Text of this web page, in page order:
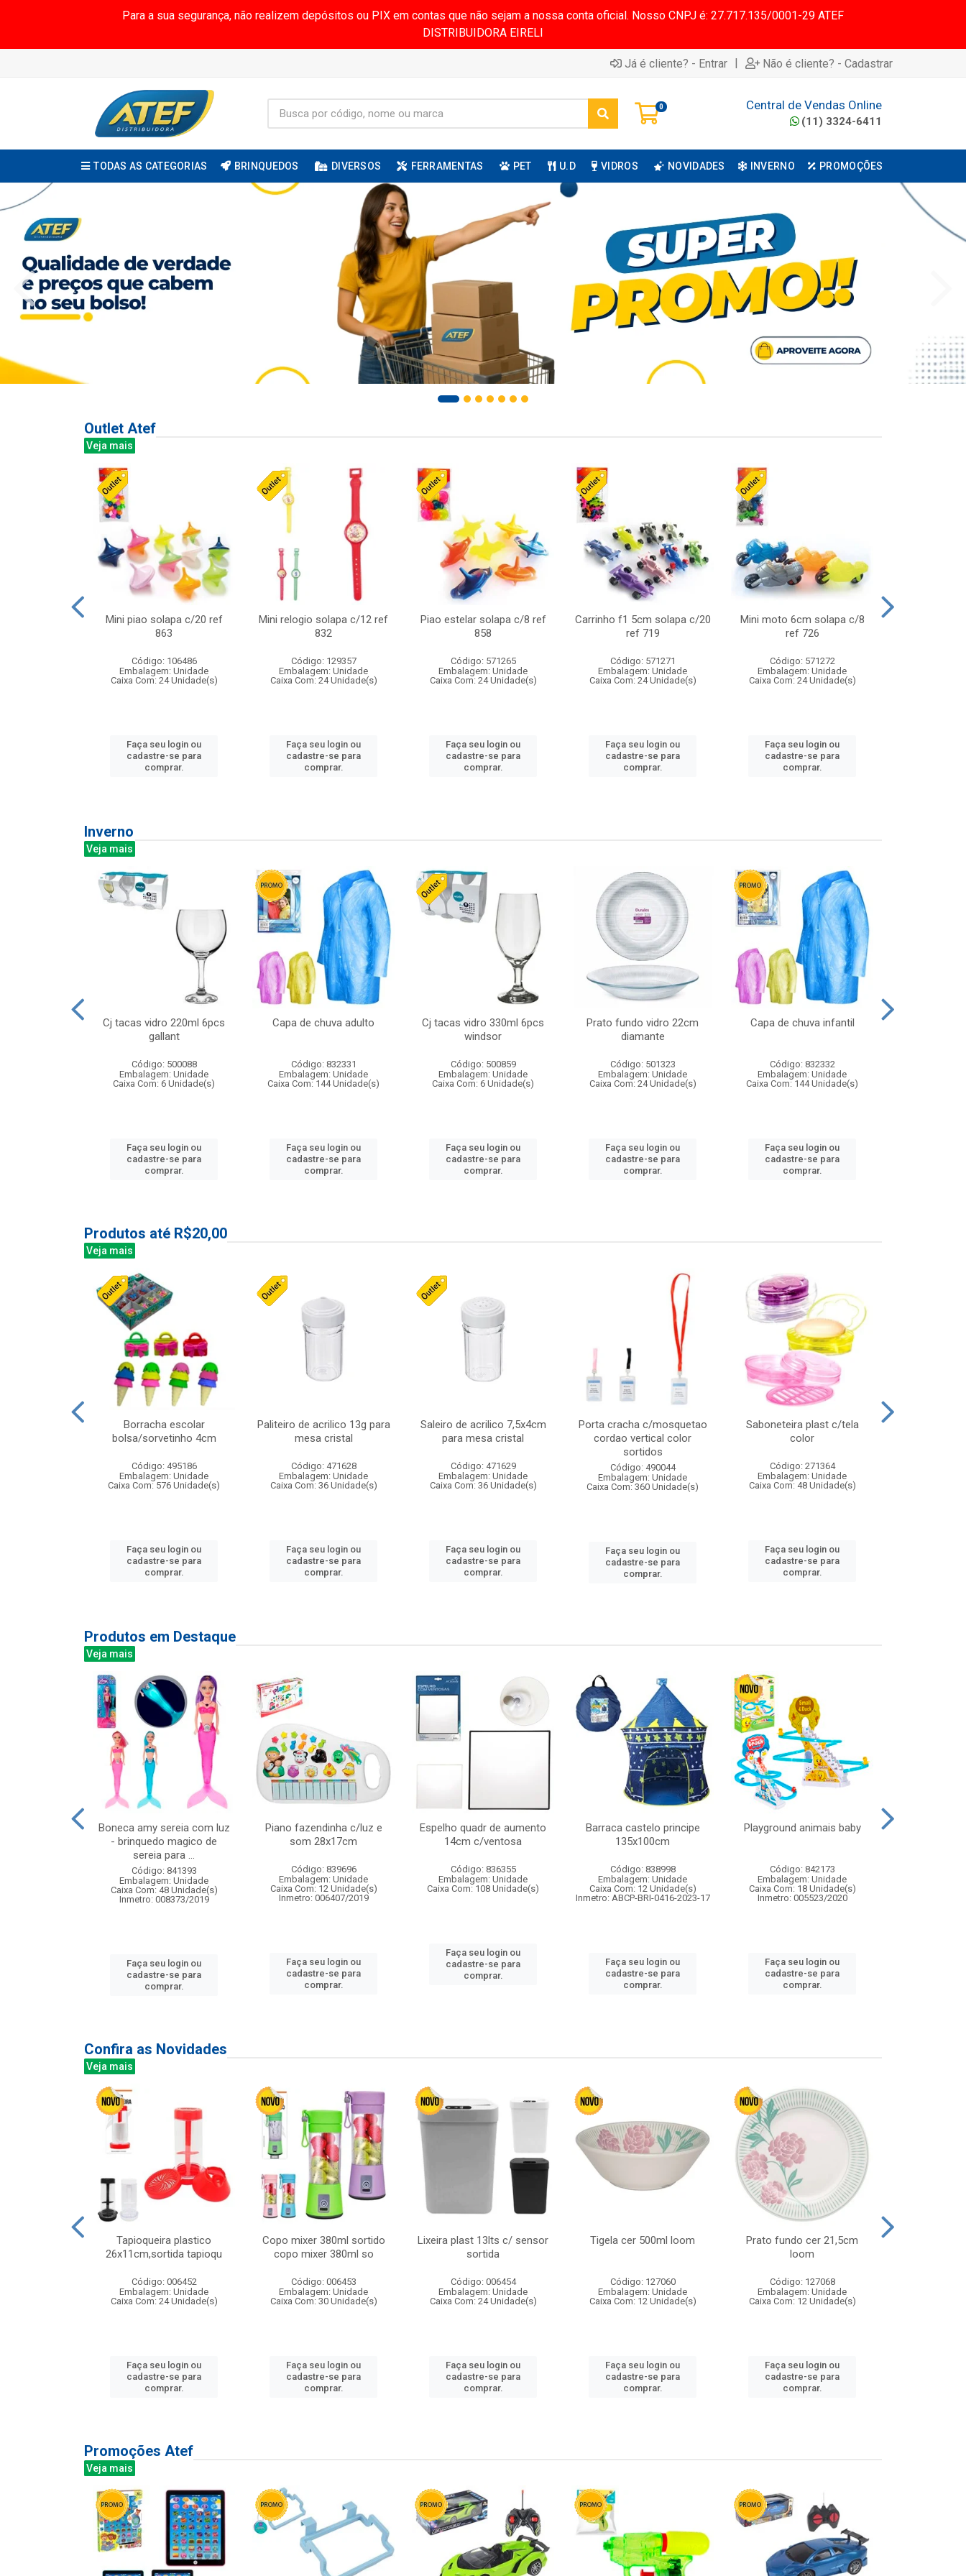
Para a sua segurança, não realizem depósitos ou PIX em contas que não sejam a nossa conta oficial. Nosso CNPJ é: 27.717.135/0001-29 ATEF
DISTRIBUIDORA EIRELI
Já é cliente? - Entrar | Não é cliente? - Cadastrar
0 Central de Vendas Online
(11) 3324-6411
TODAS AS CATEGORIAS BRINQUEDOS DIVERSOS FERRAMENTAS PET U.D VIDROS NOVIDADES INVERNO PROMOÇÕES
Outlet Atef
Veja mais
Mini piao solapa c/20 ref
863
Código: 106486
Embalagem: Unidade
Caixa Com: 24 Unidade(s)
Faça seu login ou
cadastre-se para
comprar.
Mini relogio solapa c/12 ref
832
Código: 129357
Embalagem: Unidade
Caixa Com: 24 Unidade(s)
Faça seu login ou
cadastre-se para
comprar.
Piao estelar solapa c/8 ref
858
Código: 571265
Embalagem: Unidade
Caixa Com: 24 Unidade(s)
Faça seu login ou
cadastre-se para
comprar.
Carrinho f1 5cm solapa c/20
ref 719
Código: 571271
Embalagem: Unidade
Caixa Com: 24 Unidade(s)
Faça seu login ou
cadastre-se para
comprar.
Mini moto 6cm solapa c/8
ref 726
Código: 571272
Embalagem: Unidade
Caixa Com: 24 Unidade(s)
Faça seu login ou
cadastre-se para
comprar.
Inverno
Veja mais
Cj tacas vidro 220ml 6pcs
gallant
Código: 500088
Embalagem: Unidade
Caixa Com: 6 Unidade(s)
Faça seu login ou
cadastre-se para
comprar.
Capa de chuva adulto
Código: 832331
Embalagem: Unidade
Caixa Com: 144 Unidade(s)
Faça seu login ou
cadastre-se para
comprar.
Cj tacas vidro 330ml 6pcs
windsor
Código: 500859
Embalagem: Unidade
Caixa Com: 6 Unidade(s)
Faça seu login ou
cadastre-se para
comprar.
Prato fundo vidro 22cm
diamante
Código: 501323
Embalagem: Unidade
Caixa Com: 24 Unidade(s)
Faça seu login ou
cadastre-se para
comprar.
Capa de chuva infantil
Código: 832332
Embalagem: Unidade
Caixa Com: 144 Unidade(s)
Faça seu login ou
cadastre-se para
comprar.
Produtos até R$20,00
Veja mais
Borracha escolar
bolsa/sorvetinho 4cm
Código: 495186
Embalagem: Unidade
Caixa Com: 576 Unidade(s)
Faça seu login ou
cadastre-se para
comprar.
Paliteiro de acrilico 13g para
mesa cristal
Código: 471628
Embalagem: Unidade
Caixa Com: 36 Unidade(s)
Faça seu login ou
cadastre-se para
comprar.
Saleiro de acrilico 7,5x4cm
para mesa cristal
Código: 471629
Embalagem: Unidade
Caixa Com: 36 Unidade(s)
Faça seu login ou
cadastre-se para
comprar.
Porta cracha c/mosquetao
cordao vertical color
sortidos
Código: 490044
Embalagem: Unidade
Caixa Com: 360 Unidade(s)
Faça seu login ou
cadastre-se para
comprar.
Saboneteira plast c/tela
color
Código: 271364
Embalagem: Unidade
Caixa Com: 48 Unidade(s)
Faça seu login ou
cadastre-se para
comprar.
Produtos em Destaque
Veja mais
Boneca amy sereia com luz
- brinquedo magico de
sereia para ...
Código: 841393
Embalagem: Unidade
Caixa Com: 48 Unidade(s)
Inmetro: 008373/2019
Faça seu login ou
cadastre-se para
comprar.
Piano fazendinha c/luz e
som 28x17cm
Código: 839696
Embalagem: Unidade
Caixa Com: 12 Unidade(s)
Inmetro: 006407/2019
Faça seu login ou
cadastre-se para
comprar.
Espelho quadr de aumento
14cm c/ventosa
Código: 836355
Embalagem: Unidade
Caixa Com: 108 Unidade(s)
Faça seu login ou
cadastre-se para
comprar.
Barraca castelo principe
135x100cm
Código: 838998
Embalagem: Unidade
Caixa Com: 12 Unidade(s)
Inmetro: ABCP-BRI-0416-2023-17
Faça seu login ou
cadastre-se para
comprar.
Playground animais baby
Código: 842173
Embalagem: Unidade
Caixa Com: 18 Unidade(s)
Inmetro: 005523/2020
Faça seu login ou
cadastre-se para
comprar.
Confira as Novidades
Veja mais
Tapioqueira plastico
26x11cm,sortida tapioqu
Código: 006452
Embalagem: Unidade
Caixa Com: 24 Unidade(s)
Faça seu login ou
cadastre-se para
comprar.
Copo mixer 380ml sortido
copo mixer 380ml so
Código: 006453
Embalagem: Unidade
Caixa Com: 30 Unidade(s)
Faça seu login ou
cadastre-se para
comprar.
Lixeira plast 13lts c/ sensor
sortida
Código: 006454
Embalagem: Unidade
Caixa Com: 24 Unidade(s)
Faça seu login ou
cadastre-se para
comprar.
Tigela cer 500ml loom
Código: 127060
Embalagem: Unidade
Caixa Com: 12 Unidade(s)
Faça seu login ou
cadastre-se para
comprar.
Prato fundo cer 21,5cm
loom
Código: 127068
Embalagem: Unidade
Caixa Com: 12 Unidade(s)
Faça seu login ou
cadastre-se para
comprar.
Promoções Atef
Veja mais